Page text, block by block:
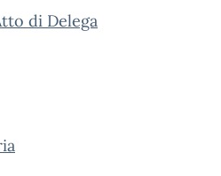
di Delega